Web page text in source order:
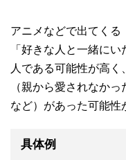
アニメなどで出てくる
「好きな人と一緒に
人である可能性が高
（親から愛されなか
など）があった可能性
具体例